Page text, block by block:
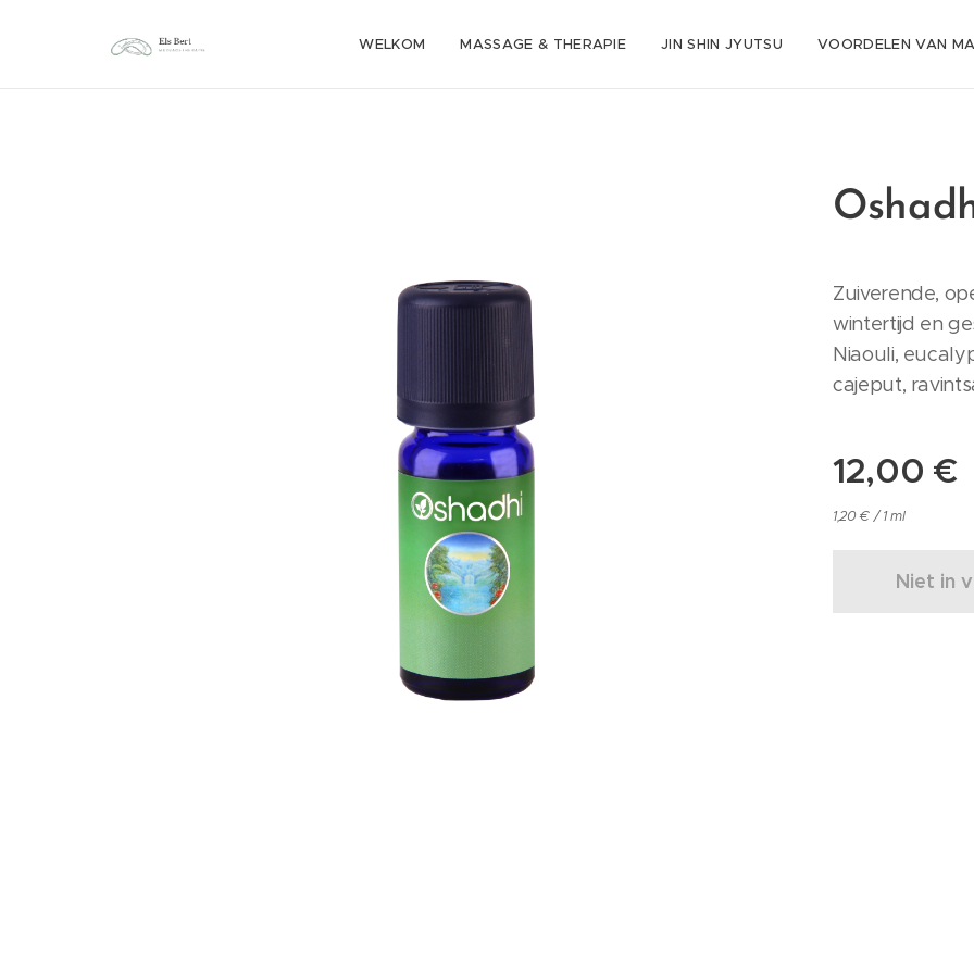
WELKOM MASSAGE & THERAPIE JIN SHIN JYUTSU VOORDELEN VAN
Zuiverende,
wintertijd en
Niaouli,
cajeput,
12,00 €
1,20 € / 1 ml
Niet in